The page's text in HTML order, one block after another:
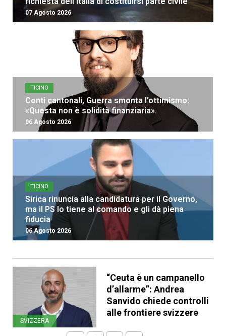
07 Agosto 2026
TICINO
Conti cantonali, Guerra smonta l’ottimismo:
«Questa non è solidità finanziaria».
06 Agosto 2026
TICINO
Sirica rinuncia alla candidatura per il Governo,
ma il PS lo tiene al comando e gli dà piena
fiducia
06 Agosto 2026
SVIZZERA
“Ceuta è un campanello
d’allarme”: Andrea
Sanvido chiede controlli
alle frontiere svizzere